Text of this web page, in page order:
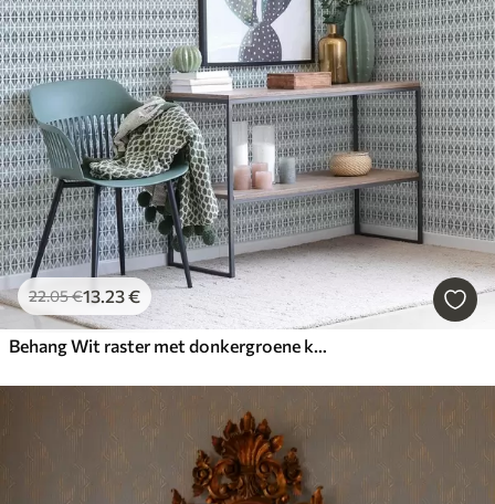
22.05€13.23€
Behang Wit raster met donkergroene kruisen, geometrisch herhalend patroon